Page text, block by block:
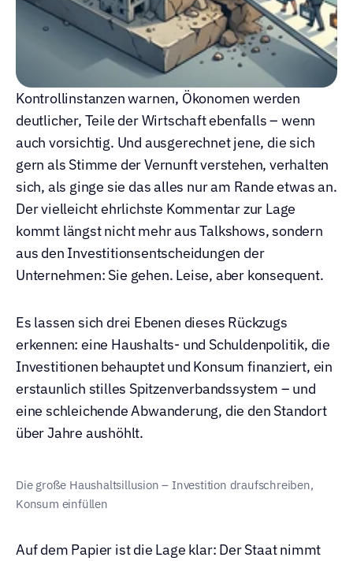
Kontrollinstanzen warnen, Ökonomen werden
deutlicher, Teile der Wirtschaft ebenfalls – wenn
auch vorsichtig. Und ausgerechnet jene, die sich
gern als Stimme der Vernunft verstehen, verhalten
sich, als ginge sie das alles nur am Rande etwas an.
Der vielleicht ehrlichste Kommentar zur Lage
kommt längst nicht mehr aus Talkshows, sondern
aus den Investitionsentscheidungen der
Unternehmen: Sie gehen. Leise, aber konsequent.
Es lassen sich drei Ebenen dieses Rückzugs
erkennen: eine Haushalts- und Schuldenpolitik, die
Investitionen behauptet und Konsum finanziert, ein
erstaunlich stilles Spitzenverbandssystem – und
eine schleichende Abwanderung, die den Standort
über Jahre aushöhlt.
Die große Haushaltsillusion – Investition draufschreiben,
Konsum einfüllen
Auf dem Papier ist die Lage klar: Der Staat nimmt